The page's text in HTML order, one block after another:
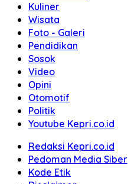
Kuliner
Wisata
Foto - Galeri
Pendidikan
Sosok
Video
Opini
Otomotif
Politik
Youtube Kepri.co.id
Redaksi Kepri.co.id
Pedoman Media Siber
Kode Etik